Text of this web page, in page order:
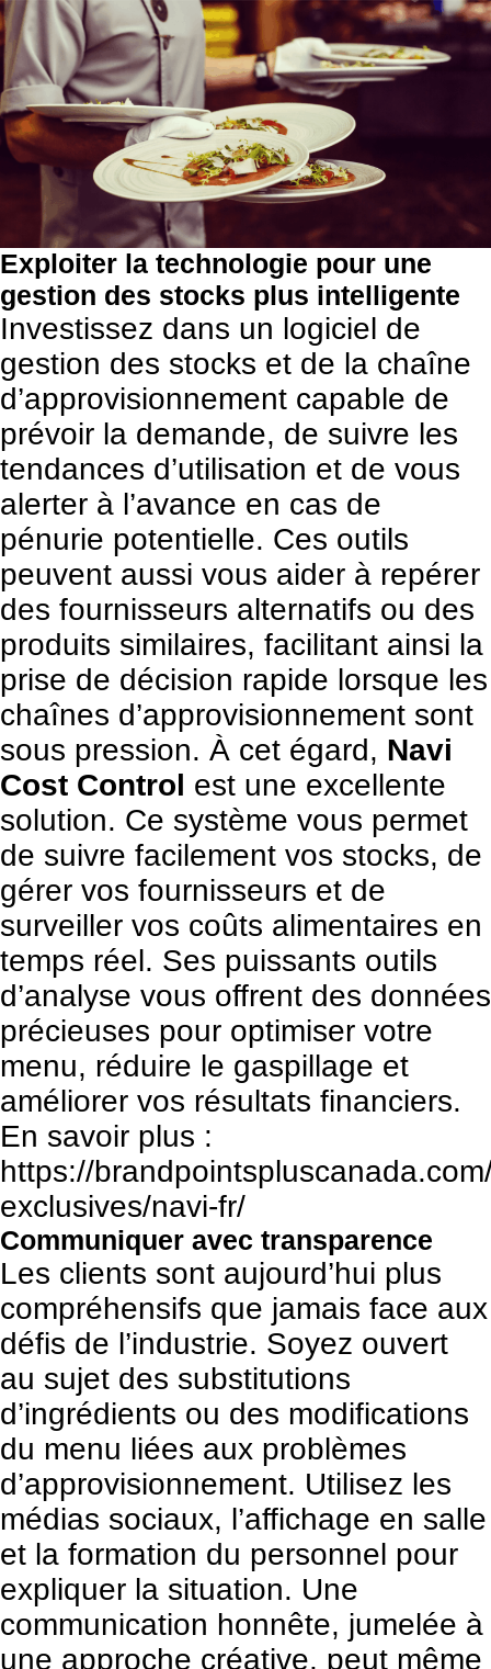
Exploiter la technologie pour une
gestion des stocks plus intelligente
Investissez dans un logiciel de
gestion des stocks et de la chaîne
d’approvisionnement capable de
prévoir la demande, de suivre les
tendances d’utilisation et de vous
alerter à l’avance en cas de
pénurie potentielle. Ces outils
peuvent aussi vous aider à repérer
des fournisseurs alternatifs ou des
produits similaires, facilitant ainsi la
prise de décision rapide lorsque les
chaînes d’approvisionnement sont
sous pression. À cet égard, Navi
Cost Control est une excellente
solution. Ce système vous permet
de suivre facilement vos stocks, de
gérer vos fournisseurs et de
surveiller vos coûts alimentaires en
temps réel. Ses puissants outils
d’analyse vous offrent des données
précieuses pour optimiser votre
menu, réduire le gaspillage et
améliorer vos résultats financiers.
En savoir plus :
https://
exclusives/navi-fr/
Communiquer avec transparence
Les clients sont aujourd’hui plus
compréhensifs que jamais face aux
défis de l’industrie. Soyez ouvert
au sujet des substitutions
d’ingrédients ou des modifications
du menu liées aux problèmes
d’approvisionnement. Utilisez les
médias sociaux, l’affichage en salle
et la formation du personnel pour
expliquer la situation. Une
communication honnête, jumelée à
une approche créative, peut même